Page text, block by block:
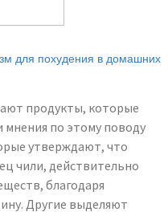
для похудения в домашних
продукты, которые
мнения по этому поводу
утверждают, что
чили, действительно
благодаря
Другие выделяют